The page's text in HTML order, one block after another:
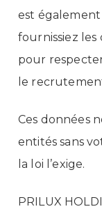
est
fournissiez les
pour
le
Ces données
entités sans
la loi l’exige.
PRILUX